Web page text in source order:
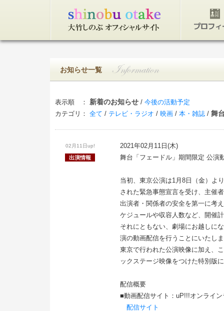
お知らせ一覧
表示順 ： 新着のお知らせ / 今後の活動予定
カテゴリ： 全て / テレビ・ラジオ / 映画 / 本・雑誌 / 舞
02月11日up!
出演情報
2021年02月11日(木)
舞台「フェードル」期間限定 公演
当初、東京公演は1月8日（金）よ
された緊急事態宣言を受け、主催
出演者・関係者の安全を第一に考
ケジュールや収容人数など、開催
それにともない、劇場にお越しに
演の動画配信を行うことにいたし
東京で行われた公演映像に加え、
ックステージ映像をつけた特別版
配信概要
■動画配信サイト：uP!!!オンライン
配信サイト